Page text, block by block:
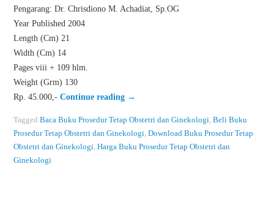
Pengarang: Dr. Chrisdiono M. Achadiat, Sp.OG
Year Published 2004
Length (Cm) 21
Width (Cm) 14
Pages viii + 109 hlm.
Weight (Grm) 130
Rp. 45.000,- Continue reading →
Tagged Baca Buku Prosedur Tetap Obstetri dan Ginekologi Beli Buku
Prosedur Tetap Obstetri dan Ginekologi Download Buku Prosedur Tetap
Obstetri dan Ginekologi Harga Buku Prosedur Tetap Obstetri dan
Ginekologi